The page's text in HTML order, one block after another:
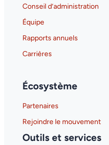
Conseil d’administration
Équipe
Rapports annuels
Carrières
Écosystème
Partenaires
Rejoindre le mouvement
Outils et services